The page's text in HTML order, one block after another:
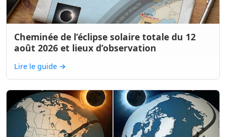
Cheminée de l’éclipse solaire totale du 12
août 2026 et lieux d’observation
Lire le guide →